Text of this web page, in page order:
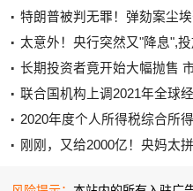
特朗普被判无罪！弹劾案尘
太意外！央行突然又"降息",
长期投资者竟开始大幅抛售
联合国机构上调2021年全球
2020年度个人所得税综合所
刚刚，又给2000亿！央妈太